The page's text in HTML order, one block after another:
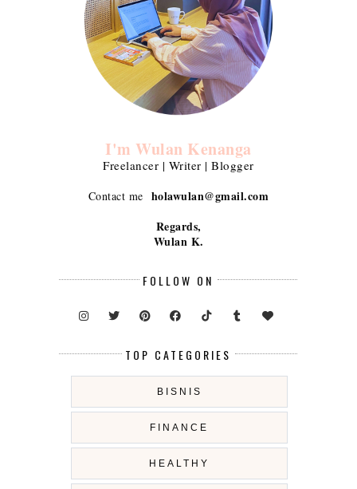
I'm Wulan Kenanga
Freelancer | Writer | Blogger
Contact me holawulan@gmail.com
Regards,
Wulan K.
FOLLOW ON
TOP CATEGORIES
BISNIS
FINANCE
HEALTHY